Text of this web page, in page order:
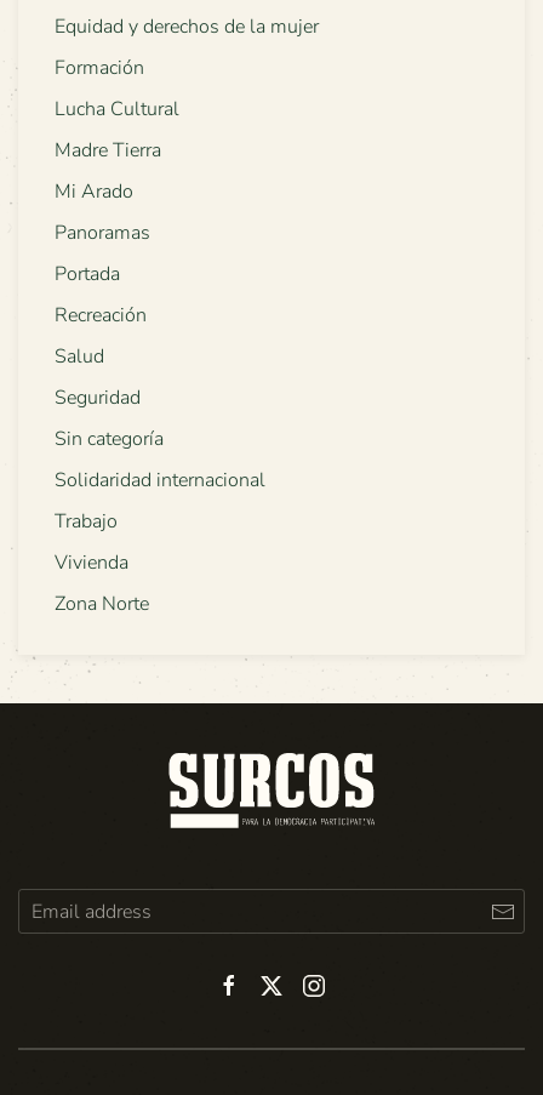
Equidad y derechos de la mujer
Formación
Lucha Cultural
Madre Tierra
Mi Arado
Panoramas
Portada
Recreación
Salud
Seguridad
Sin categoría
Solidaridad internacional
Trabajo
Vivienda
Zona Norte